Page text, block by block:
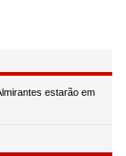
estarão em